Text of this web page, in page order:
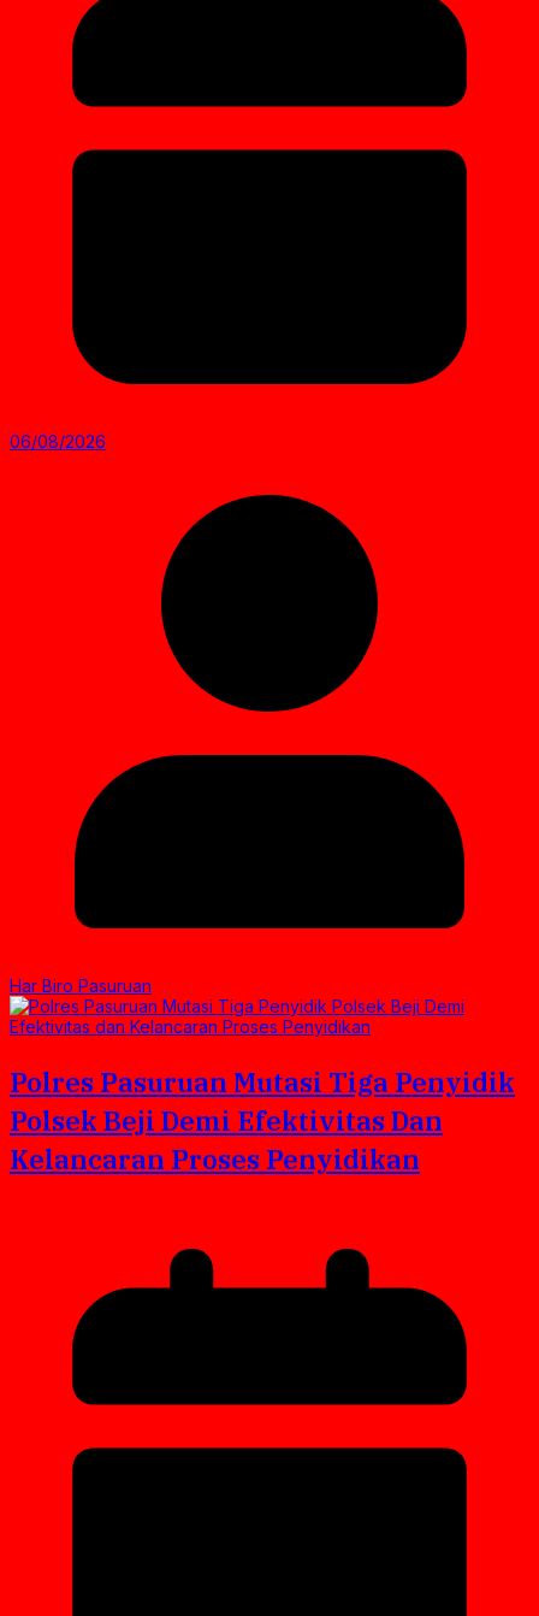
06/08/2026
Har Biro Pasuruan
Polres Pasuruan Mutasi Tiga Penyidik
Polsek Beji Demi Efektivitas Dan
Kelancaran Proses Penyidikan